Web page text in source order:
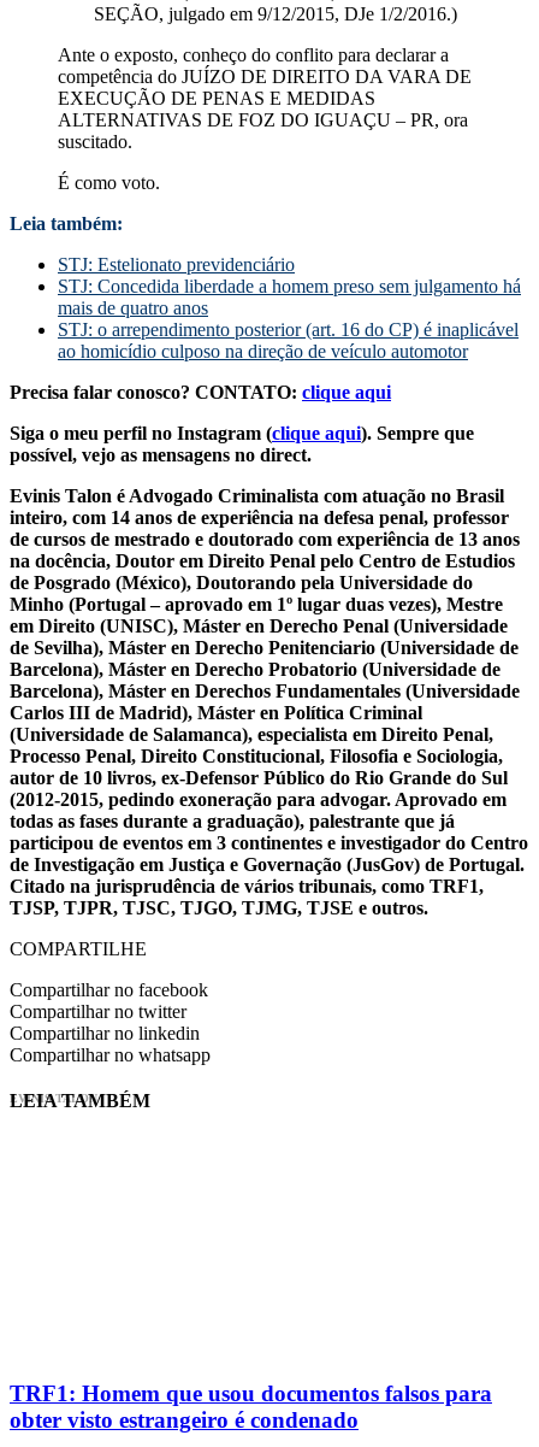
SEÇÃO, julgado em 9/12/2015, DJe 1/2/2016.)
Ante o exposto, conheço do conflito para declarar a
competência do JUÍZO DE DIREITO DA VARA DE
EXECUÇÃO DE PENAS E MEDIDAS
ALTERNATIVAS DE FOZ DO IGUAÇU – PR, ora
suscitado.
É como voto.
Leia também:
STJ: Estelionato previdenciário
STJ: Concedida liberdade a homem preso sem julgamento há
mais de quatro anos
STJ: o arrependimento posterior (art. 16 do CP) é inaplicável
ao homicídio culposo na direção de veículo automotor
Precisa falar conosco? CONTATO: clique aqui
Siga o meu perfil no Instagram (clique aqui). Sempre que
possível, vejo as mensagens no direct.
Evinis Talon é Advogado Criminalista com atuação no Brasil
inteiro, com 14 anos de experiência na defesa penal, professor
de cursos de mestrado e doutorado com experiência de 13 anos
na docência, Doutor em Direito Penal pelo Centro de Estudios
de Posgrado (México), Doutorando pela Universidade do
Minho (Portugal – aprovado em 1º lugar duas vezes), Mestre
em Direito (UNISC), Máster en Derecho Penal (Universidade
de Sevilha), Máster en Derecho Penitenciario (Universidade de
Barcelona), Máster en Derecho Probatorio (Universidade de
Barcelona), Máster en Derechos Fundamentales (Universidade
Carlos III de Madrid), Máster en Política Criminal
(Universidade de Salamanca), especialista em Direito Penal,
Processo Penal, Direito Constitucional, Filosofia e Sociologia,
autor de 10 livros, ex-Defensor Público do Rio Grande do Sul
(2012-2015, pedindo exoneração para advogar. Aprovado em
todas as fases durante a graduação), palestrante que já
participou de eventos em 3 continentes e investigador do Centro
de Investigação em Justiça e Governação (JusGov) de Portugal.
Citado na jurisprudência de vários tribunais, como TRF1,
TJSP, TJPR, TJSC, TJGO, TJMG, TJSE e outros.
COMPARTILHE
Compartilhar no facebook
Compartilhar no twitter
Compartilhar no linkedin
Compartilhar no whatsapp
EVINIS TALON
LEIA TAMBÉM
TRF1: Homem que usou documentos falsos para
obter visto estrangeiro é condenado